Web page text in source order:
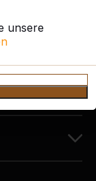
unsere